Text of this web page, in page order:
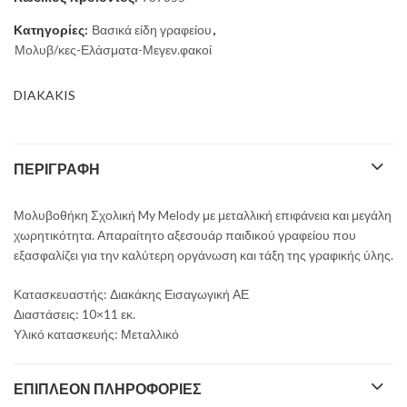
2,30 €.
Κατηγορίες: Βασικά είδη γραφείου,
Μολυβ/κες-Ελάσματα-Μεγεν.φακοί
DIAKAKIS
ΠΕΡΙΓΡΑΦΉ
Μολυβοθήκη Σχολική My Melody με μεταλλική επιφάνεια και μεγάλη
χωρητικότητα. Απαραίτητο αξεσουάρ παιδικού γραφείου που
εξασφαλίζει για την καλύτερη οργάνωση και τάξη της γραφικής ύλης.
Κατασκευαστής: Διακάκης Εισαγωγική ΑΕ
Διαστάσεις: 10×11 εκ.
Υλικό κατασκευής: Μεταλλικό
ΕΠΙΠΛΈΟΝ ΠΛΗΡΟΦΟΡΊΕΣ